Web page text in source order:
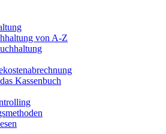
von A-Z
Kassenbuch